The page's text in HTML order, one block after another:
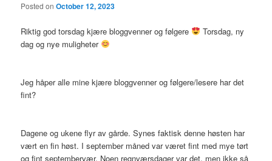
Posted onOctober 12, 2023
Riktig god torsdag kjære bloggvenner og følgere
Torsdag, ny
dag og nye muligheter
Jeg håper alle mine kjære bloggvenner og følgere/lesere har det
fint?
Dagene og ukene flyr av gårde. Synes faktisk denne høsten har
vært en fin høst. I september måned var været fint med mye tørt
og fint septembervær. Noen regnværsdager var det, men ikke så